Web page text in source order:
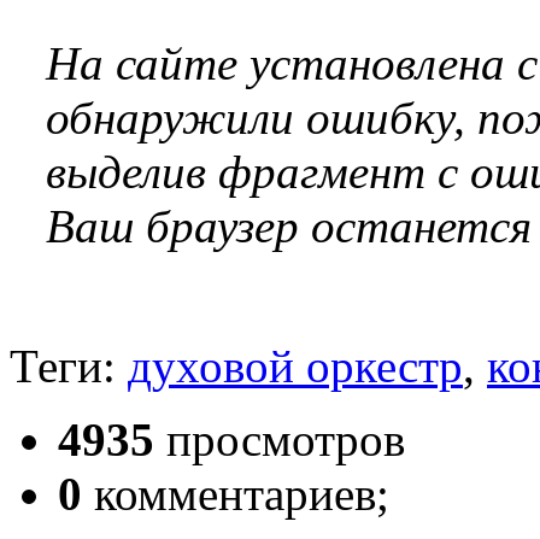
На сайте установлена
обнаружили ошибку,
выделив фрагмент с
Ваш браузер
Теги: духовой оркестр,
4935 просмотров
0 комментариев;